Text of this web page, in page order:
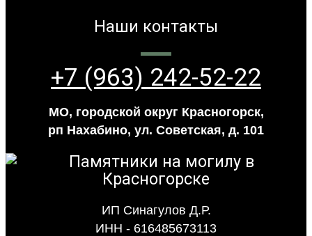
Наши контакты
+7 (963) 242-52-22
МО, городской округ Красногорск,
рп Нахабино, ул. Советская, д. 101
ИП Синагулов Д.Р.
ИНН - 616485673113